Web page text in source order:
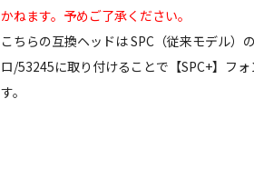
かねます。予めご了承ください。
こちらの互換ヘッドは SPC（従来モデル）
ロ/53245に取り付けることで【SPC+】フ
す。